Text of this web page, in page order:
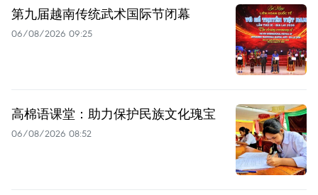
第九届越南传统武术国际节闭幕
06/08/2026 09:25
高棉语课堂：助力保护民族文化瑰宝
06/08/2026 08:52